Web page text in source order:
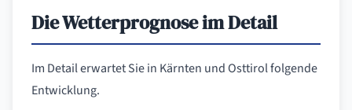
Die Wetterprognose im Detail
Im Detail erwartet Sie in Kärnten und Osttirol folgende
Entwicklung.